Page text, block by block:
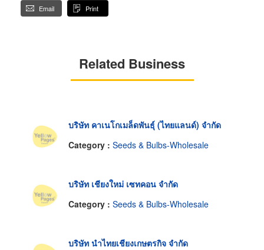
Email Print
Related Business
บริษัท คาเนโกเมล็ดพันธุ์ (ไทยแลนด์) จำกัด
Category : Seeds & Bulbs-Wholesale
บริษัท เชียงใหม่ เซทคอน จำกัด
Category : Seeds & Bulbs-Wholesale
บริษัท นำไทยเชียงเกษตรกิจ จำกัด